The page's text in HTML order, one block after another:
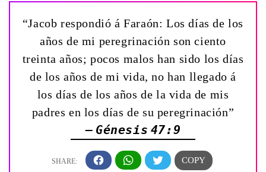
“Jacob respondió á Faraón: Los días de los
años de mi peregrinación son ciento
treinta años; pocos malos han sido los días
de los años de mi vida, no han llegado á
los días de los años de la vida de mis
padres en los días de su peregrinación”
— Génesis 47:9